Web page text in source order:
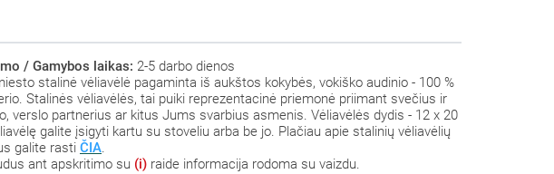
/ Gamybos laikas: 2-5 darbo dienos
stalinė vėliavėlė pagaminta iš aukštos kokybės, vokiško audinio - 100 %
. Stalinės vėliavėlės, tai puiki reprezentacinė priemonė priimant svečius ir
verslo partnerius ar kitus Jums svarbius asmenis. Vėliavėlės dydis - 12 x 20
galite įsigyti kartu su stoveliu arba be jo. Plačiau apie stalinių vėliavėlių
galite rasti ČIA.
ant apskritimo su (i) raide informacija rodoma su vaizdu.